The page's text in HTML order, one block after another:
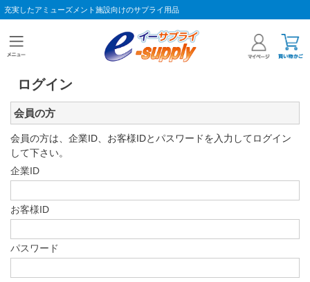
充実したアミューズメント施設向けのサプライ用品
ログイン
会員の方
会員の方は、企業ID、お客様IDとパスワードを入力してログイン
して下さい。
企業ID
お客様ID
パスワード